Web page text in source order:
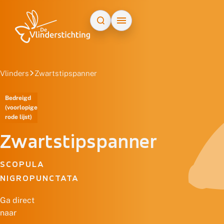
Vlinders Zwartstipspanner
Bedreigd
(voorlopige
rode lijst)
Zwartstipspanner
SCOPULA
NIGROPUNCTATA
Ga direct
naar